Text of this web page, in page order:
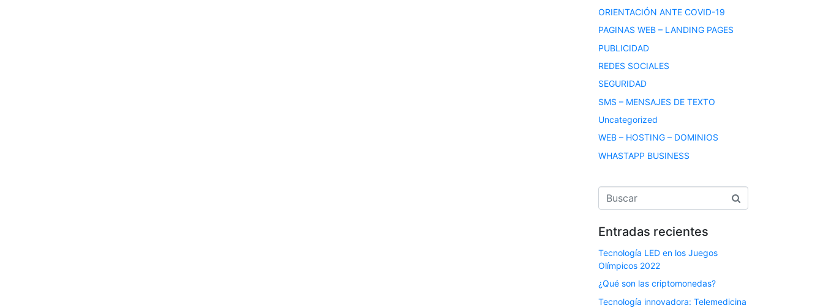
ORIENTACIÓN ANTE COVID-19
PAGINAS WEB – LANDING PAGES
PUBLICIDAD
REDES SOCIALES
SEGURIDAD
SMS – MENSAJES DE TEXTO
Uncategorized
WEB – HOSTING – DOMINIOS
WHASTAPP BUSINESS
Entradas recientes
Tecnología LED en los Juegos
Olímpicos 2022
¿Qué son las criptomonedas?
Tecnología innovadora: Telemedicina